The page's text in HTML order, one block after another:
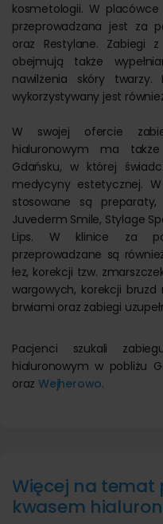
kosmetologii. W
przeprowadzana jest za
oraz Restylane. Zabiegi
obejmują także
nawilżenia skóry
wykorzystywany jest
W swojej ofercie
hialuronowym ma
Gdańsku, w której
medycyny estetycznej.
stosowane są
Juvederm Smile, Stylage
Lips. W klinice za
przeprowadzane są
łez, korekcji tzw.
wargowych, korekcji
brwiami oraz zabiegi
Pacjenci szukali
hialuronowym w pobliżu
oraz Wejherowo.
Więcej na temat
kwasem